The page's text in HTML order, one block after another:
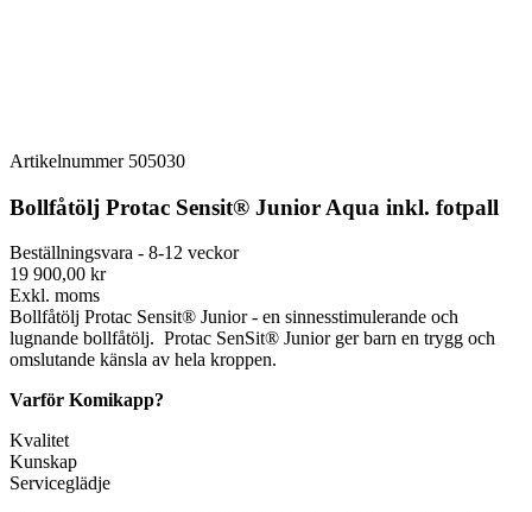
Artikelnummer 505030
Bollfåtölj Protac Sensit® Junior Aqua inkl. fotpall
Beställningsvara - 8-12 veckor
19 900,00 kr
Exkl. moms
Bollfåtölj Protac Sensit® Junior - en sinnesstimulerande och
lugnande bollfåtölj. Protac SenSit® Junior ger barn en trygg och
omslutande känsla av hela kroppen.
Varför Komikapp?
Kvalitet
Kunskap
Serviceglädje